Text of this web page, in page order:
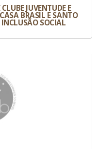
JUVENTUDE E
BRASIL E SANTO
SOCIAL